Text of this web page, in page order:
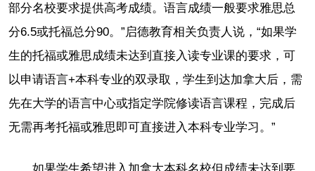
部分名校要求提供高考成绩。语言成绩一般要求雅思总
分6.5或托福总分90。”启德教育相关负责人说，“如果学
生的托福或雅思成绩未达到直接入读专业课的要求，可
以申请语言+本科专业的双录取，学生到达加拿大后，需
先在大学的语言中心或指定学院修读语言课程，完成后
无需再考托福或雅思即可直接进入本科专业学习。”
如果学生希望进入加拿大本科名校但成绩未达到要